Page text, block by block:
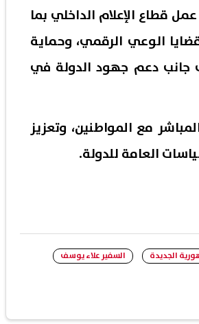
قطاع الإعلام الداخلي بما
الوعي الرقمي، وحماية
جانب دعم جهود الدولة في
مع المواطنين، وتعزيز
العامة للدولة.
الجديدة
السفير علاء يوسف